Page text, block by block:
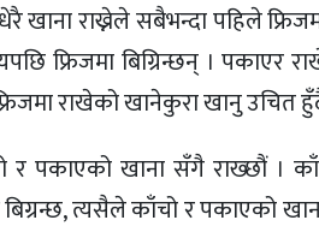
खाना राख्नेले सबैभन्दा पहिले
फ्रिजमा बिग्रिन्छन् । पकाएर
राखेको खानेकुरा खानु उचित
र पकाएको खाना सँगै राख्छौं ।
त्यसैले काँचो र पकाएको